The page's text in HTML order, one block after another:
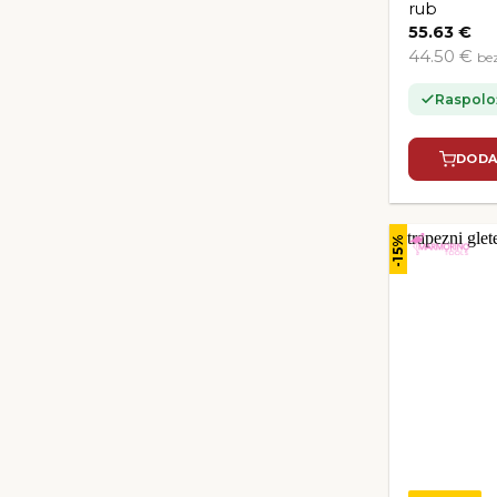
rub
55.63€
44.50 €
-15%